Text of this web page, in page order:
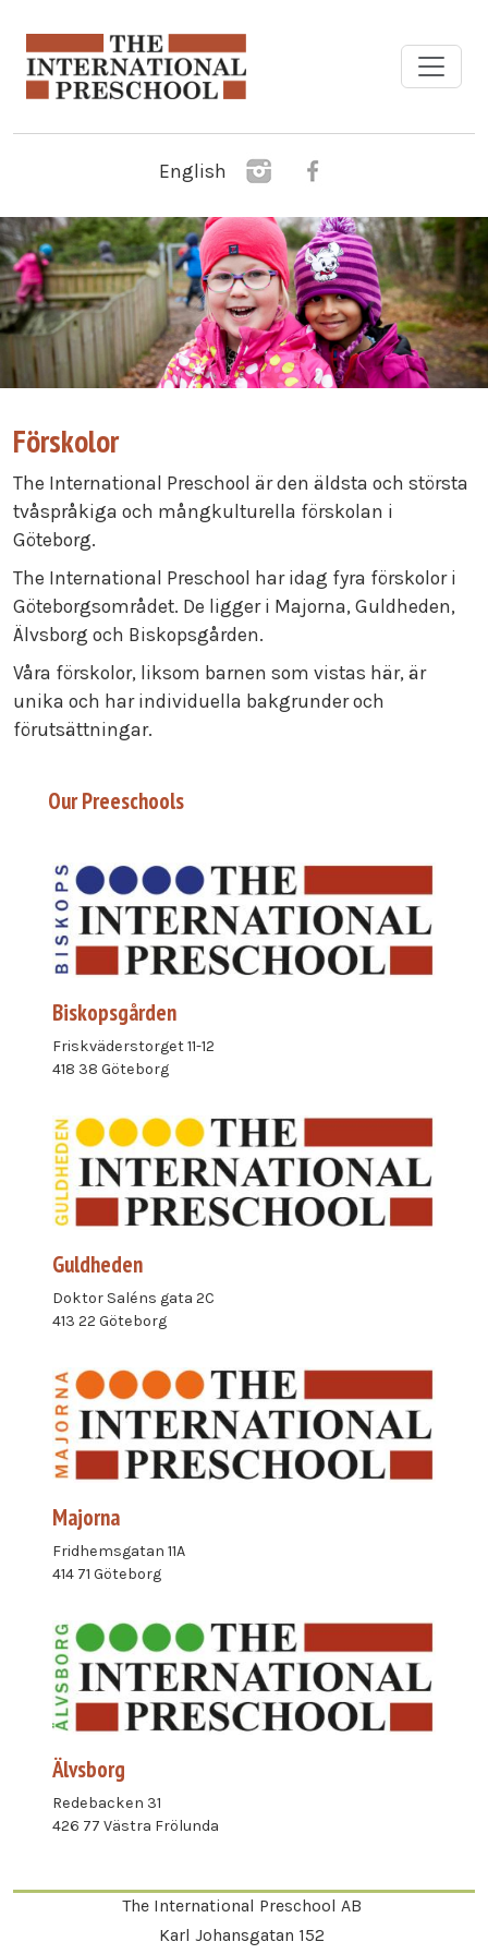
English
Förskolor
The International Preschool är den äldsta och största
tvåspråkiga och mångkulturella förskolan i
Göteborg.
The International Preschool har idag fyra förskolor i
Göteborgsområdet. De ligger i Majorna, Guldheden,
Älvsborg och Biskopsgården.
Våra förskolor, liksom barnen som vistas här, är
unika och har individuella bakgrunder och
förutsättningar.
Our Preeschools
Biskopsgården
Friskväderstorget 11-12
418 38 Göteborg
Guldheden
Doktor Saléns gata 2C
413 22 Göteborg
Majorna
Fridhemsgatan 11A
414 71 Göteborg
Älvsborg
Redebacken 31
426 77 Västra Frölunda
The International Preschool AB
Karl Johansgatan 152